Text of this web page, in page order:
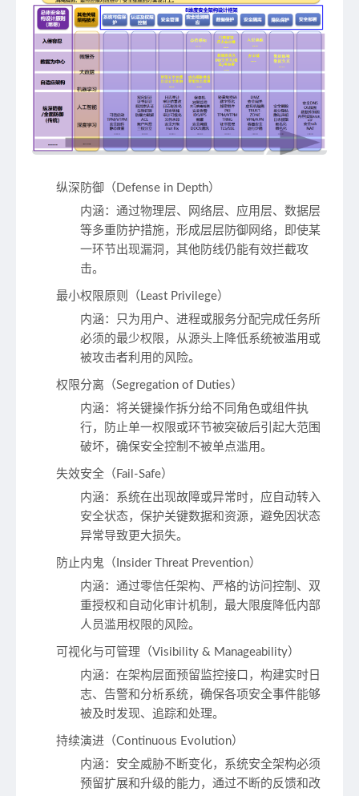
纵深防御（Defense in Depth）
内涵 ：通过物理层、网络层、应用层、数据层
等多重防护措施，形成层层防御网络，即使某
一环节出现漏洞，其他防线仍能有效拦截攻
击。
最小权限原则（Least Privilege）
内涵 ：只为用户、进程或服务分配完成任务所
必须的最少权限，从源头上降低系统被滥用或
被攻击者利用的风险。
权限分离（Segregation of Duties）
内涵 ：将关键操作拆分给不同角色或组件执
行，防止单一权限或环节被突破后引起大范围
破坏，确保安全控制不被单点滥用。
失效安全（Fail-Safe）
内涵 ：系统在出现故障或异常时，应自动转入
安全状态，保护关键数据和资源，避免因状态
异常导致更大损失。
防止内鬼（Insider Threat Prevention）
内涵 ：通过零信任架构、严格的访问控制、双
重授权和自动化审计机制，最大限度降低内部
人员滥用权限的风险。
可视化与可管理（Visibility & Manageability）
内涵 ：在架构层面预留监控接口，构建实时日
志、告警和分析系统，确保各项安全事件能够
被及时发现、追踪和处理。
持续演进（Continuous Evolution）
内涵 ：安全威胁不断变化，系统安全架构必须
预留扩展和升级的能力，通过不断的反馈和改